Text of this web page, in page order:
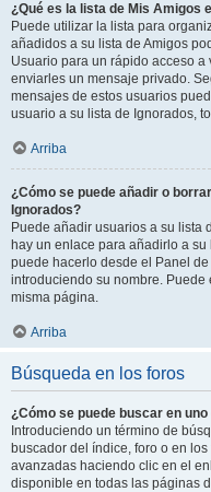
¿Qué es la lista de Mis Amigos
Puede utilizar la lista para
añadidos a su lista de Amigos
Usuario para un rápido acceso
enviarles un mensaje privado.
mensajes de estos usuarios
usuario a su lista de Ignorados,
Arriba
¿Cómo se puede añadir o
Ignorados?
Puede añadir usuarios a su lista
hay un enlace para añadirlo a
puede hacerlo desde el Panel
introduciendo su nombre.
misma página.
Arriba
Búsqueda en los foros
¿Cómo se puede buscar en
Introduciendo un término de
buscador del índice, foro o en
avanzadas haciendo clic en el
disponible en todas las páginas